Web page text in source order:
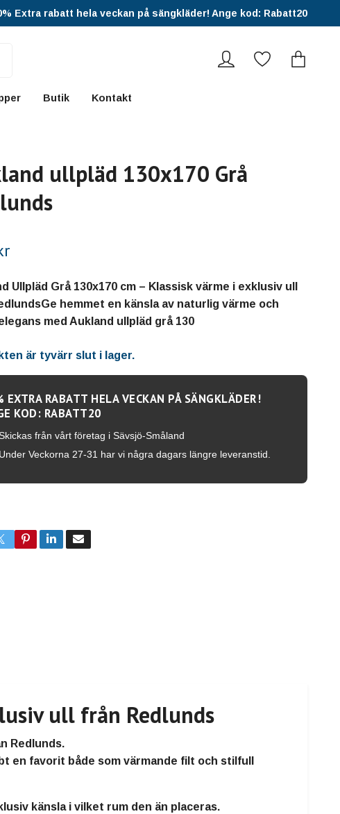
Extra rabatt hela veckan på sängkläder! Ange kod: Rabatt20
Butik Kontakt
ullpläd 130x170 Grå
Ullpläd Grå 130x170 cm – Klassisk värme i exklusiv ull
hemmet en känsla av naturlig värme och
med Aukland ullpläd grå 130
är tyvärr slut i lager.
EXTRA RABATT HELA VECKAN PÅ SÄNGKLÄDER!
KOD: RABATT20
från vårt företag i Sävsjö-Småland
Under Veckorna 27-31 har vi några dagars längre leveranstid.
ull från Redlunds
Redlunds.
en favorit både som värmande filt och stilfull
känsla i vilket rum den än placeras.